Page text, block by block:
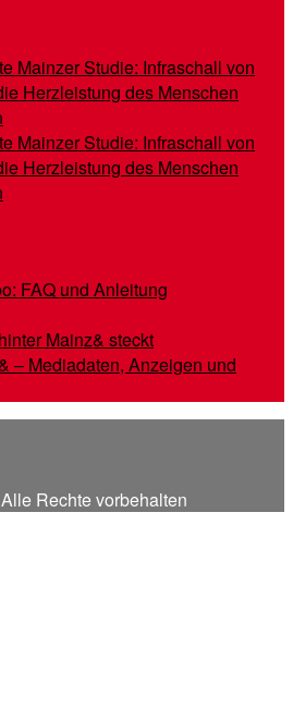
Mainzer Studie: Infraschall von
Herzleistung des Menschen
Mainzer Studie: Infraschall von
Herzleistung des Menschen
FAQ und Anleitung
Mainz& steckt
– Mediadaten, Anzeigen und
Rechte vorbehalten